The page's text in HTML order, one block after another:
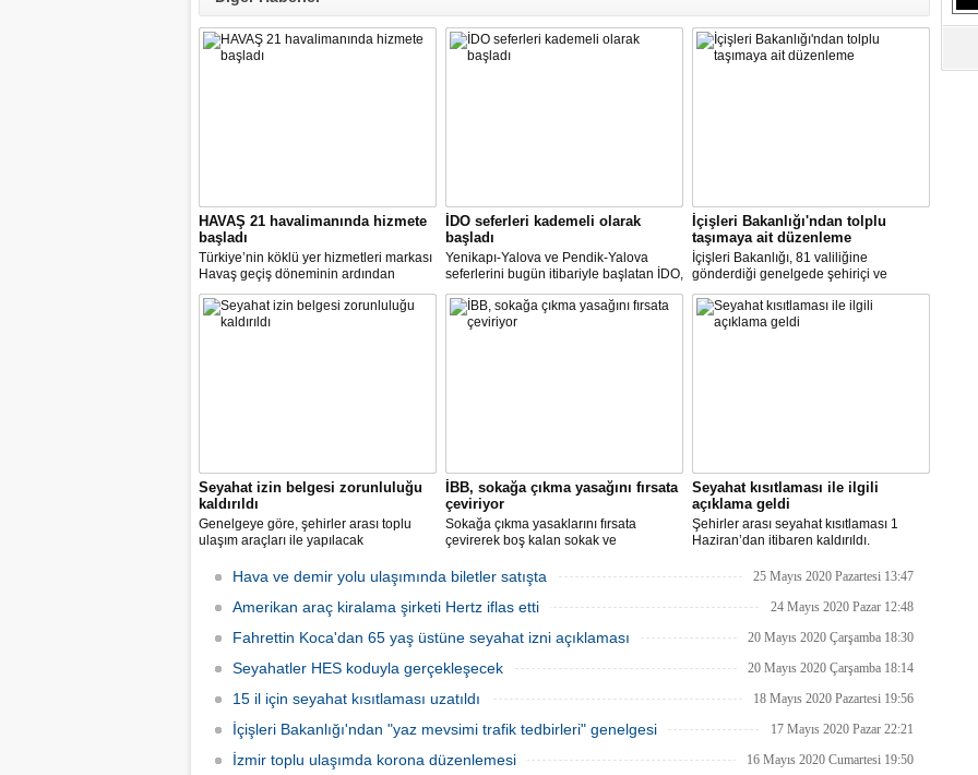
HAVAŞ 21 havalimanında hizmete
başladı
Türkiye’nin köklü yer hizmetleri markası
Havaş geçiş döneminin ardından
koronavirüse karşı tüm önlemleri alarak
tarifeli yolcu seferlerine hizmet vermeye
başladı.
İDO seferleri kademeli olarak
başladı
Yenikapı-Yalova ve Pendik-Yalova
seferlerini bugün itibariyle başlatan İDO,
2 haziran itibariyle de bünyesinde
seferlerini kademeli olarak başlatacak.
İçişleri Bakanlığı'ndan tolplu
taşımaya ait düzenleme
İçişleri Bakanlığı, 81 valiliğine
gönderdiği genelgede şehiriçi ve
şehirlerarası yolcu taşımacılığında
yüzde 50 kapasite kullanma
zorunluluğunu kaldırdı.
Seyahat izin belgesi zorunluluğu
kaldırıldı
Genelgeye göre, şehirler arası toplu
ulaşım araçları ile yapılacak
zorunluluğu yürürlükten kaldırıldı.
İBB, sokağa çıkma yasağını fırsata
çeviriyor
Sokağa çıkma yasaklarını fırsata
çevirerek boş kalan sokak ve
yakalayan İBB, bu hafta sonu, şimdiye
kadarki en yüksek sayıdaki personeliyle
iş başında olacak.
Seyahat kısıtlaması ile ilgili
açıklama geldi
Şehirler arası seyahat kısıtlaması 1
Haziran’dan itibaren kaldırıldı.
bazı şehirler için seyahat kısıtlaması
Hava ve demir yolu ulaşımında biletler satışta 25 Mayıs 2020 Pazartesi 13:47
Amerikan araç kiralama şirketi Hertz iflas etti 24 Mayıs 2020 Pazar 12:48
Fahrettin Koca'dan 65 yaş üstüne seyahat izni açıklaması 20 Mayıs 2020 Çarşamba 18:30
Seyahatler HES koduyla gerçekleşecek 20 Mayıs 2020 Çarşamba 18:14
15 il için seyahat kısıtlaması uzatıldı 18 Mayıs 2020 Pazartesi 19:56
İçişleri Bakanlığı'ndan "yaz mevsimi trafik tedbirleri" genelgesi 17 Mayıs 2020 Pazar 22:21
İzmir toplu ulaşımda korona düzenlemesi 16 Mayıs 2020 Cumartesi 19:50